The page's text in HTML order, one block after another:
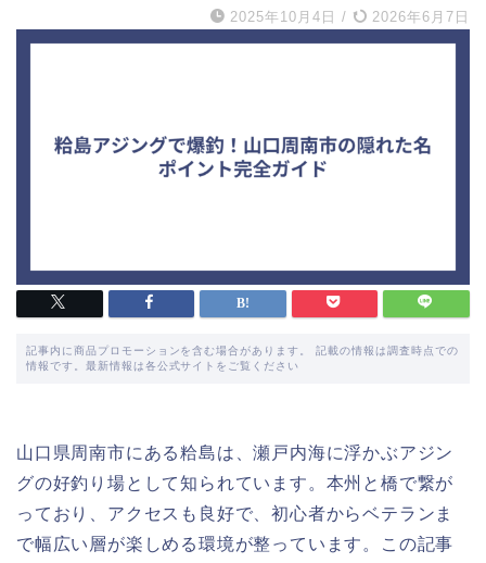
2025年10月4日 / 2026年6月7日
記事内に商品プロモーションを含む場合があります。 記載の情報は調査時点での
情報です。最新情報は各公式サイトをご覧ください
山口県周南市にある粭島は、瀬戸内海に浮かぶアジン
グの好釣り場として知られています。本州と橋で繋が
っており、アクセスも良好で、初心者からベテランま
で幅広い層が楽しめる環境が整っています。この記事